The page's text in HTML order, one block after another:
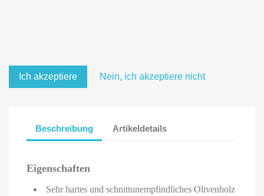
Ich akzeptiere Nein, ich akzeptiere nicht
Beschreibung Artikeldetails
Eigenschaften
Sehr hartes und schnittunempfindliches Olivenholz